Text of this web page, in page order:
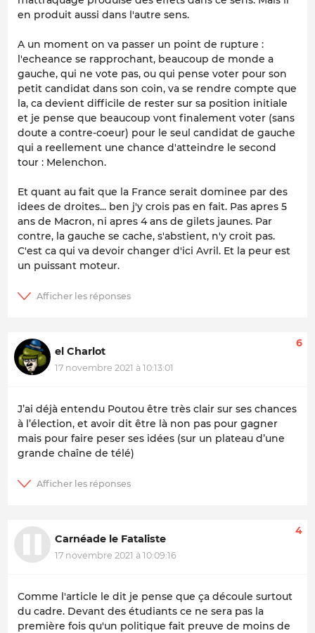
en produit aussi dans l'autre sens.
A un moment on va passer un point de rupture :
l'echeance se rapprochant, beaucoup de monde a
gauche, qui ne vote pas, ou qui pense voter pour son
petit candidat dans son coin, va se rendre compte que
la, ca devient difficile de rester sur sa position initiale
et je pense que beaucoup vont finalement voter (sans
doute a contre-coeur) pour le seul candidat de gauche
qui a reellement une chance d'atteindre le second
tour : Melenchon.
Et quant au fait que la France serait dominee par des
idees de droites... ben j'y crois pas en fait. Pas apres 5
ans de Macron, ni apres 4 ans de gilets jaunes. Par
contre, la gauche se cache, s'abstient, n'y croit pas.
C'est ca qui va devoir changer d'ici Avril. Et la peur est
un puissant moteur.
el Charlot
17 novembre 2021 à 10:13:01
6
J’ai déjà entendu Poutou être très clair sur ses chances
à l’élection, et avoir dit être là non pas pour gagner
mais pour faire peser ses idées (sur un plateau d’une
grande chaîne de télé)
Carnéade le Fataliste
17 novembre 2021 à 10:09:16
4
Comme l'article le dit je pense que ça découle surtout
du cadre. Devant des étudiants ce ne sera pas la
première fois qu'un politique fait preuve de moins de